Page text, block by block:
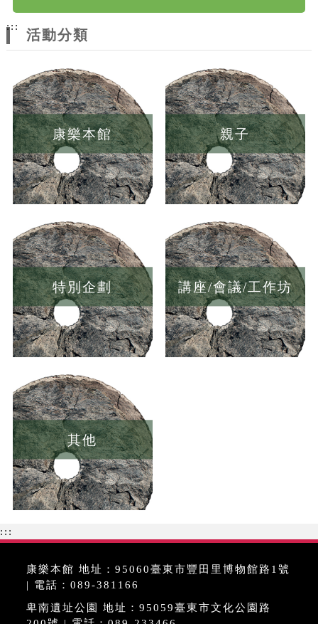
:::
活動分類
康樂本館 親子
特別企劃 講座/會議/工作坊
其他
:::
康樂本館 地址：95060臺東市豐田里博物館路1號
| 電話：089-381166
卑南遺址公園 地址：95059臺東市文化公園路